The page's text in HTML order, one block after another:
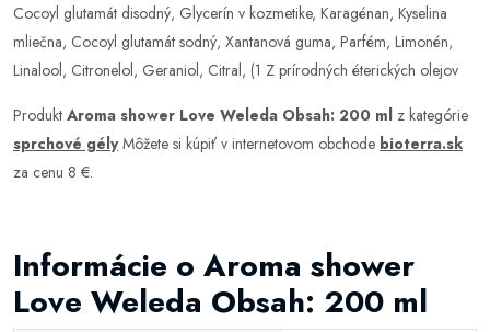
Cocoyl glutamát disodný, Glycerín v kozmetike, Karagénan, Kyselina
mliečna, Cocoyl glutamát sodný, Xantanová guma, Parfém, Limonén,
Linalool, Citronelol, Geraniol, Citral, (1 Z prírodných éterických olejov
Produkt Aroma shower Love Weleda Obsah: 200 ml z kategórie
sprchové gélyMôžete si kúpiť v internetovom obchode bioterra.sk
za cenu 8 €.
Informácie o Aroma shower
Love Weleda Obsah: 200 ml